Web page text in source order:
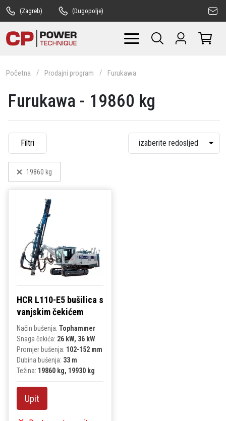
(Zagreb) (Dugopolje)
Početna Prodajni program Furukawa
Furukawa - 19860 kg
Filtri
19860 kg
HCR L110-E5 bušilica s
vanjskim čekićem
Način bušenja: Tophammer
Snaga čekića: 26 kW, 36 kW
Promjer bušenja: 102-152 mm
Dubina bušenja: 33 m
Težina: 19860 kg, 19930 kg
Upit